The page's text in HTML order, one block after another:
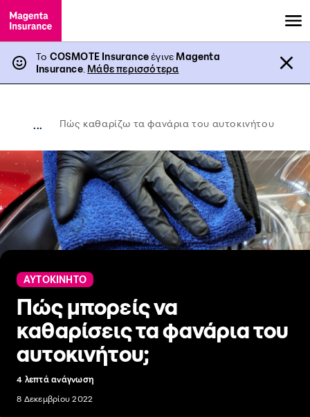
Το COSMOTE InsuranceέγινεMagenta
Insurance. Μάθε περισσότερα
... Πώς καθαρίζω τα φανάρια του αυτοκινήτου
ΑΥΤΟΚΙΝΗΤΟ
Πώς μπορείς να
καθαρίσεις τα φανάρια του
αυτοκινήτου;
4 λεπτά ανάγνωση
8 Δεκεμβρίου 2022